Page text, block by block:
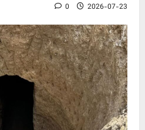
2026-07-23
0